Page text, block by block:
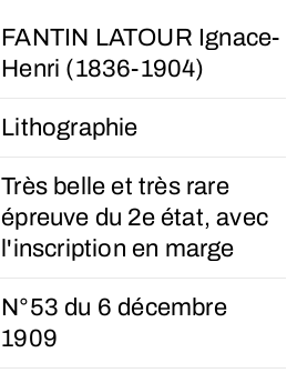
FANTIN LATOUR Ignace-
Henri (1836-1904)
Lithographie
Très belle et très rare
épreuve du 2e état, avec
l'inscription en marge
N°53 du 6 décembre
1909